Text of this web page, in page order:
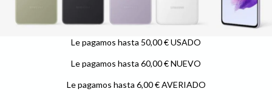
Le pagamos hasta 50,00 € USADO
Le pagamos hasta 60,00 € NUEVO
Le pagamos hasta 6,00 € AVERIADO